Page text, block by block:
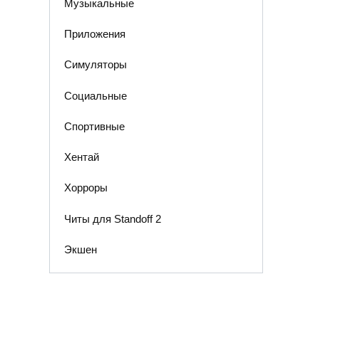
Музыкальные
Приложения
Симуляторы
Социальные
Спортивные
Хентай
Хорроры
Читы для Standoff 2
Экшен